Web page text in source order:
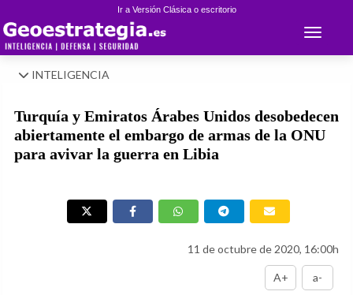
Ir a Versión Clásica o escritorio
Toggle
INTELIGENCIA
Turquía y Emiratos Árabes Unidos desobedecen
abiertamente el embargo de armas de la ONU
para avivar la guerra en Libia
11 de octubre de 2020, 16:00h
A+ a-